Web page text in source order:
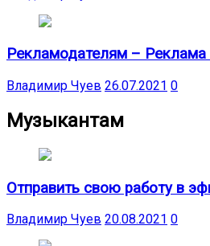
Рекламодателям – Реклама
Владимир Чуев 26.07.2021 0
Музыкантам
Отправить свою работу в
Владимир Чуев 20.08.2021 0